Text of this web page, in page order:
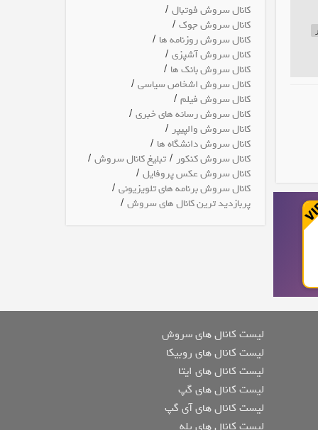
کانال سروش فوتبال/
کانال سروش جوک/
کانال سروش روزنامه ها /
کانال سروش آشپزی/
کانال سروش بانک ها /
کانال سروش اشخاص سیاسی/
کانال سروش فیلم/
کانال سروش رسانه های خبری/
کانال سروش والپیپر/
کانال سروش دانشگاه ها /
کانال سروش کنکور/ تبلیغ کانال سروش/
کانال سروش عکس پروفایل/
کانال سروش برنامه های تلویزیونی/
پربازدید ترین کانال های سروش/
لیست کانال های سروش
لیست کانال های روبیکا
لیست کانال های ایتا
لیست کانال های گپ
لیست کانال های آی گپ
لیست کانال های بله